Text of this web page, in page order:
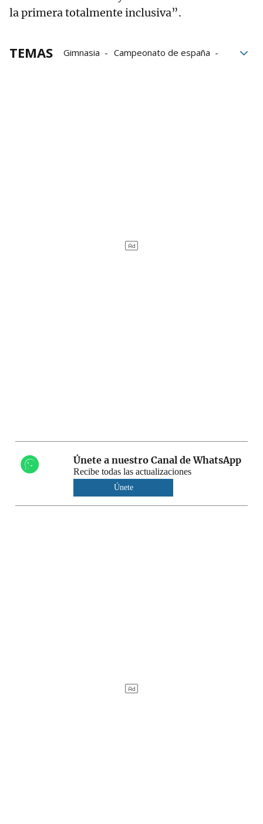
la primera totalmente inclusiva”.
TEMAS Gimnasia
Campeonato de españa
Únete a nuestro Canal de WhatsApp
Recibe todas las actualizaciones
Únete